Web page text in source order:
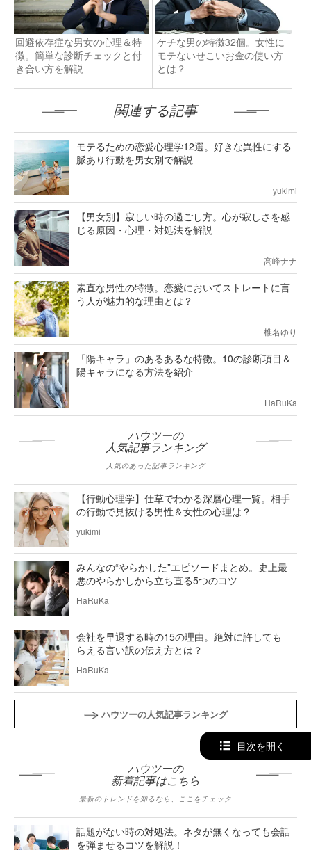
回避依存症な男女の心理＆特
徴。簡単な診断チェックと付
き合い方を解説
ケチな男の特徴32個。女性に
モテないせこいお金の使い方
とは？
関連する記事
モテるための恋愛心理学12選。好きな異性にする
脈あり行動を男女別で解説
yukimi
【男女別】寂しい時の過ごし方。心が寂しさを感
じる原因・心理・対処法を解説
高峰ナナ
素直な男性の特徴。恋愛においてストレートに言
う人が魅力的な理由とは？
椎名ゆり
「陽キャラ」のあるあるな特徴。10の診断項目＆
陽キャラになる方法を紹介
HaRuKa
ハウツーの
人気記事ランキング
人気のあった記事ランキング
【行動心理学】仕草でわかる深層心理一覧。相手
の行動で見抜ける男性＆女性の心理は？
yukimi
みんなの“やらかした”エピソードまとめ。史上最
悪のやらかしから立ち直る5つのコツ
HaRuKa
会社を早退する時の15の理由。絶対に許しても
らえる言い訳の伝え方とは？
HaRuKa
ハウツーの人気記事ランキング
ハウツーの
新着記事はこちら
最新のトレンドを知るなら、ここをチェック
話題がない時の対処法。ネタが無くなっても会話
を弾ませるコツを解説！
目次を開く